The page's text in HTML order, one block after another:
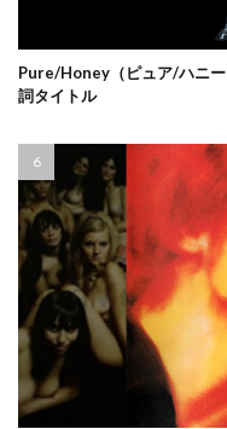
Pure/Honey（ピュア/ハニ
詞タイトル